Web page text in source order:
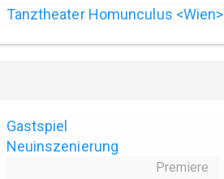
Tanztheater Homunculus <Wien>
Gastspiel
Neuinszenierung
Premiere